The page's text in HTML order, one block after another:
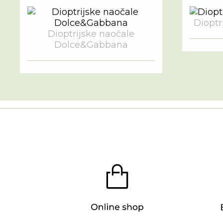
Dioptrijske naočale
Dolce&Gabbana